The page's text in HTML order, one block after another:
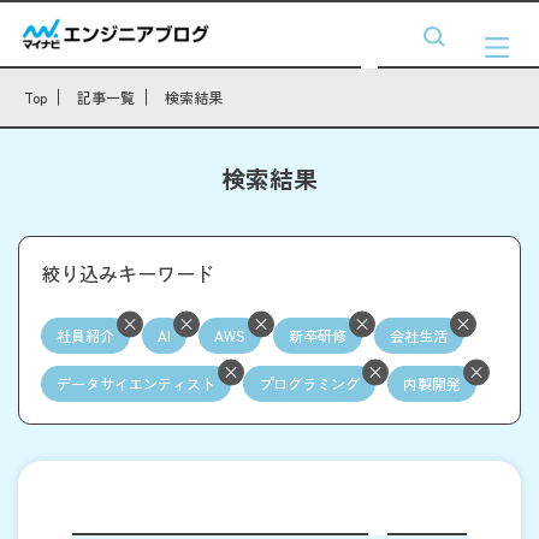
Top 記事一覧 検索結果
検索結果
絞り込みキーワード
社員紹介 AI AWS 新卒研修 会社生活
データサイエンティスト プログラミング 内製開発